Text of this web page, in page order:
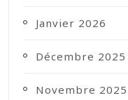
Janvier 2026
Décembre 2025
Novembre 2025